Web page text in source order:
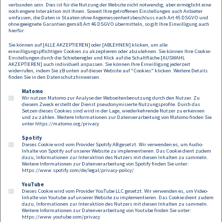
Bereich des Nachhaltigkeitsrechts mit besonderem Fokus auf
Nachhaltigkeitsberichterstattung (CSRD), europäischem
Lieferkettenrecht (CSDDD, CBAM) sowie der Umsetzung nachhaltiger
Vorhaben wie insbesondere erneuerbare Energieprojekte und die
Hüblfokussiert sich auf die Nachhaltigkeit in der öffentlichen
Beschaffung (GreePublic Procurement), beginnend mit dem
Vergabeprozess über die Vertragsgestaltung bis hin zur Green
Compliance in der Umsetzung von Infrastrukturprojekten.
Footer
Kontakt Datenschutz
Impressum
Compliance
Cookies
verbunden sein. Dies ist für die Nutzung der Website nicht notwendig, aber ermöglicht eine
noch engere Interaktion mit Ihnen. Soweit Ihre getroffenen Einstellungen auch Anbieter
umfassen, die Daten in Staaten ohne Angemessenheitsbeschluss nach Art 45 DSGVO und
ohne geeignete Garantien gemäß Art 46 DSGVO übermitteln, so gilt Ihre Einwilligung auch
hierfür.
Sie können auf [ALLE AKZEPTIEREN] oder [ABLEHNEN] klicken, um alle
einwilligungspflichtigen Cookies zu akzeptieren oder abzulehnen. Sie können Ihre Cookie-
Einstellungen durch die Schieberegler und Klick auf die Schaltfläche [AUSWAHL
AKZEPTIEREN] auch individuell anpassen. Sie können Ihre Einwilligung jederzeit
widerrufen, indem Sie zB unten auf dieser Website auf "Cookies" klicken. Weitere Details
finden Sie in den Datenschutzhinweisen.
Matomo
Wir nutzen Matomo zur Analyse der Webseitenbenutzung durch den Nutzer. Zu
diesem Zweck erstellt der Dienst pseudonymisierte Nutzungsprofile. Durch das
Setzen dieses Cookies sind wird in der Lage, wiederkehrende Nutzer zu erkennen
und zu zählen. Weitere Informationen zur Datenverarbeitung von Matomo finden Sie
unter https://matomo.org/privacy
Spotify
Dieses Cookie wird vom Provider Spotify AB gesetzt. Wir verwenden es, um Audio-
Inhalte von Spotify auf unserer Website zu implementieren. Das Cookie dient zudem
dazu, Informationen zur Interaktion des Nutzers mit diesen Inhalten zu sammeln.
Weitere Informationen zur Datenverarbeitung von Spotify finden Sie unter:
https://www.spotify.com/de/legal/privacy-policy/
YouTube
Dieses Cookie wird vom Provider YouTube LLC gesetzt. Wir verwenden es, um Video-
Inhalte von Youtube auf unserer Website zu implementieren. Das Cookie dient zudem
dazu, Informationen zur Interaktion des Nutzers mit diesen Inhalten zu sammeln.
Weitere Informationen zur Datenverarbeitung von Youtube finden Sie unter:
https://www.youtube.com/privacy
Follow us on: